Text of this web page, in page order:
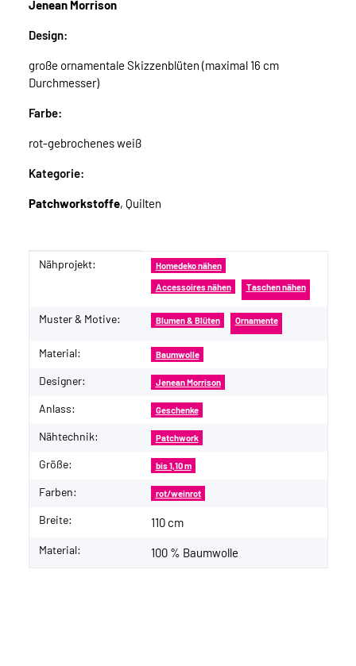
Jenean Morrison
Design:
große ornamentale Skizzenblüten (maximal 16 cm
Durchmesser)
Farbe:
rot-gebrochenes weiß
Kategorie:
Patchworkstoffe, Quilten
Produkteigenschaft
Wert
Nähprojekt: Homedeko nähen
Accessoires nähen Taschen nähen
Muster & Motive: Blumen & Blüten Ornamente
Material: Baumwolle
Designer: Jenean Morrison
Anlass: Geschenke
Nähtechnik: Patchwork
Größe: bis 1,10 m
Farben: rot/weinrot
Breite: 110 cm
Material: 100 % Baumwolle